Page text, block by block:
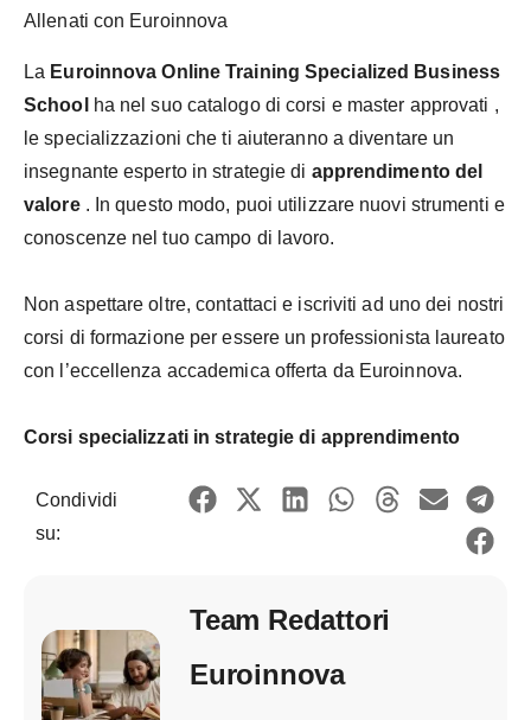
Allenati con Euroinnova
La Euroinnova Online Training Specialized Business
School
ha nel suo catalogo di corsi e master approvati ,
le specializzazioni che ti aiuteranno a diventare un
insegnante esperto in strategie di apprendimento del
valore. In questo modo, puoi utilizzare nuovi strumenti e
conoscenze nel tuo campo di lavoro.
Non aspettare oltre, contattaci e iscriviti ad uno dei nostri
corsi di formazione per essere un professionista laureato
con l’eccellenza accademica offerta da Euroinnova.
Corsi specializzati in strategie di apprendimento
Condividi
su:
Team Redattori
Euroinnova